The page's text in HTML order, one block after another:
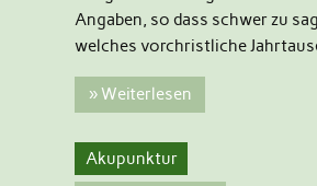
Angaben, so dass schwer zu
welches vorchristliche
» Weiterlesen
Akupunktur